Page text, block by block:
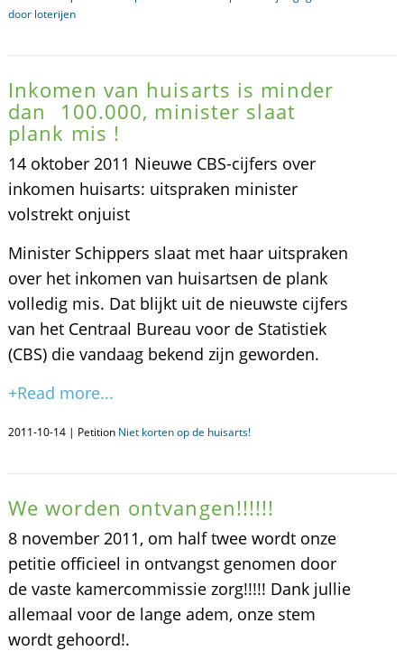
door loterijen
Inkomen van huisarts is minder
dan  100.000, minister slaat
plank mis !
14 oktober 2011 Nieuwe CBS-cijfers over
inkomen huisarts: uitspraken minister
volstrekt onjuist
Minister Schippers slaat met haar uitspraken
over het inkomen van huisartsen de plank
volledig mis. Dat blijkt uit de nieuwste cijfers
van het Centraal Bureau voor de Statistiek
(CBS) die vandaag bekend zijn geworden.
+Read more...
2011-10-14 | Petition Niet korten op de huisarts!
We worden ontvangen!!!!!!
8 november 2011, om half twee wordt onze
petitie officieel in ontvangst genomen door
de vaste kamercommissie zorg!!!!! Dank jullie
allemaal voor de lange adem, onze stem
wordt gehoord!.